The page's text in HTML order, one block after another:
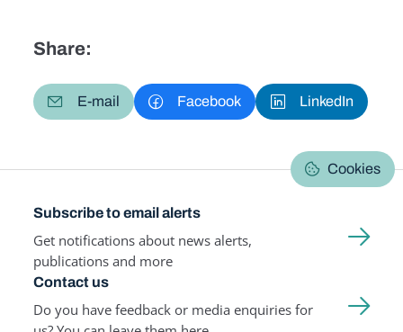
Share:
E-mail Facebook LinkedIn
Cookies
Subscribe to email alerts
Get notifications about news alerts,
publications and more
Contact us
Do you have feedback or media enquiries for